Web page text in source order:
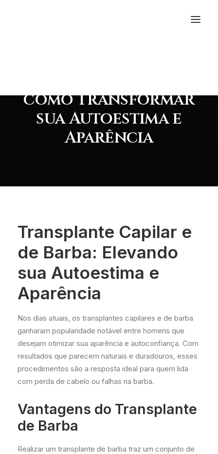
como Transformar
sua Autoestima e
Aparência
Transplante Capilar e
de Barba: Elevando
sua Autoestima e
Aparência
Nos dias atuais, os transplantes capilares e de barba
ganharam popularidade notável entre homens que
desejam otimizar sua aparência e autoconfiança. Com
resultados que parecem naturais e duradouros, esses
procedimentos são a resposta ideal para quem lida
com perda de cabelo ou falhas na barba.
Vantagens do Transplante
de Barba
Realizar um transplante de barba traz um conjunto de